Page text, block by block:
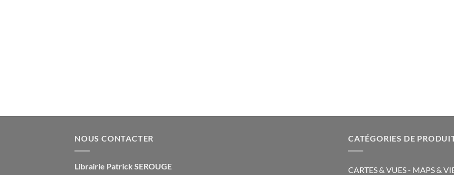
NOUS CONTACTER
Librairie Patrick SEROUGE
CATÉGORIES DE
CARTES & VUES - MAPS &